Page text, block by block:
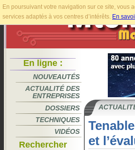
En poursuivant votre navigation sur ce site, vous
services adaptés à vos centres d’intérêts. En
En ligne :
NOUVEAUTÉS
ACTUALITÉ DES
ENTREPRISES
DOSSIERS
TECHNIQUES
VIDÉOS
Rechercher
et